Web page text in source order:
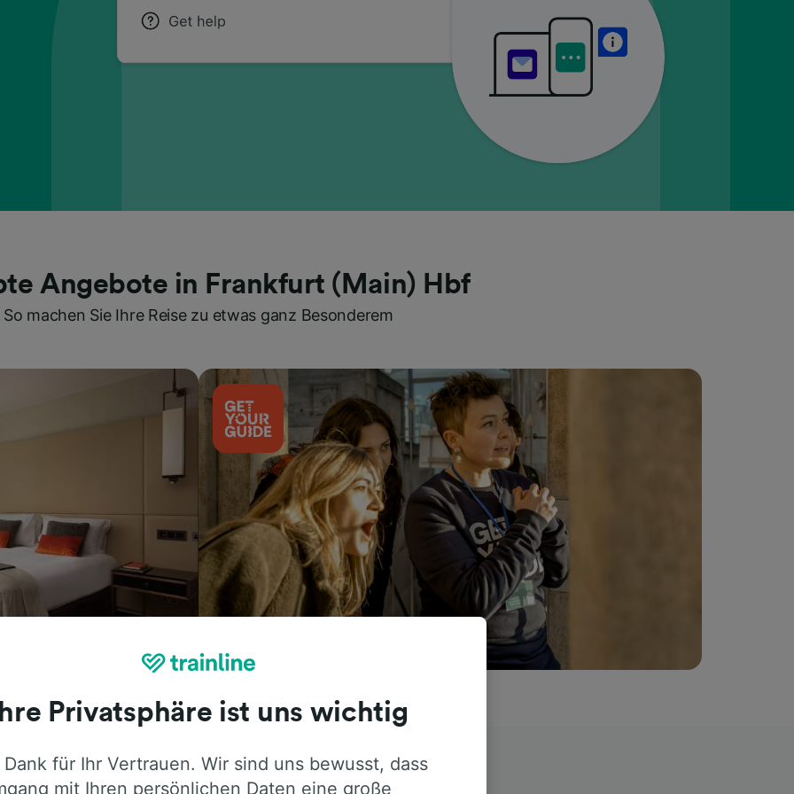
Angebote in Frankfurt (Main) Hbf
So machen Sie Ihre Reise zu etwas ganz Besonderem
ehrliche Meinung von Trainline-Nutzern
Ihre Privatsphäre ist uns wichtig
für Ihr Vertrauen. Wir sind uns bewusst, dass
mit Ihren persönlichen Daten eine große